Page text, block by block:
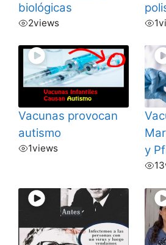
biológicas
2views 1
Vacunas provocan
autismo
1views
y
13